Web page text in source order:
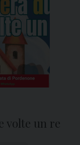
volte un re